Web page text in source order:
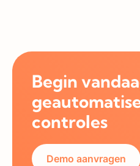
Begin
controles
Demo aanvragen